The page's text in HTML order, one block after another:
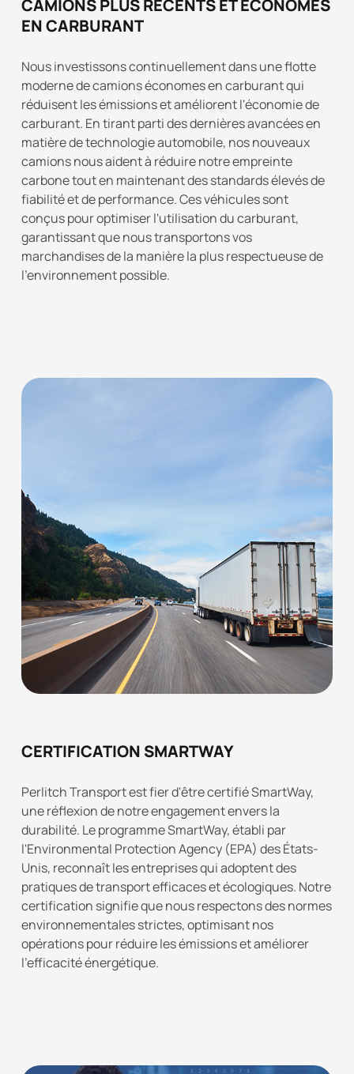
CAMIONS PLUS RÉCENTS ET ÉCONOMES
EN CARBURANT
Nous investissons continuellement dans une flotte
moderne de camions économes en carburant qui
réduisent les émissions et améliorent l'économie de
carburant. En tirant parti des dernières avancées en
matière de technologie automobile, nos nouveaux
camions nous aident à réduire notre empreinte
carbone tout en maintenant des standards élevés de
fiabilité et de performance. Ces véhicules sont
conçus pour optimiser l'utilisation du carburant,
garantissant que nous transportons vos
marchandises de la manière la plus respectueuse de
l'environnement possible.
CERTIFICATION SMARTWAY
Perlitch Transport est fier d'être certifié SmartWay,
une réflexion de notre engagement envers la
durabilité. Le programme SmartWay, établi par
l'Environmental Protection Agency (EPA) des États-
Unis, reconnaît les entreprises qui adoptent des
pratiques de transport efficaces et écologiques. Notre
certification signifie que nous respectons des normes
environnementales strictes, optimisant nos
opérations pour réduire les émissions et améliorer
l'efficacité énergétique.